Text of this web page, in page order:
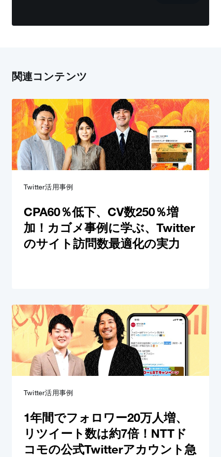
関連コンテンツ
Twitter活用事例
CPA60％低下、CV数250％増
加！カゴメ事例に学ぶ、Twitter
のサイト訪問数最適化の実力
Twitter活用事例
1年間でフォロワー20万人増、
リツイート数は約7倍！NTTド
コモの公式Twitterアカウント急